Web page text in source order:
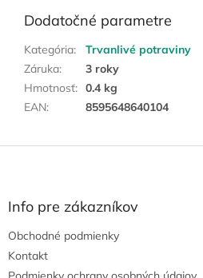
Dodatočné parametre
Kategória:
Trvanlivé potraviny
Záruka:
3 roky
Hmotnosť: 0.4 kg
EAN: 8595648640104
Z
Info pre zákazníkov
Obchodné podmienky
Kontakt